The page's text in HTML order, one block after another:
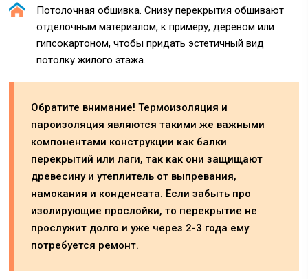
Потолочная обшивка. Снизу перекрытия обшивают
отделочным материалом, к примеру, деревом или
гипсокартоном, чтобы придать эстетичный вид
потолку жилого этажа.
Обратите внимание! Термоизоляция и
пароизоляция являются такими же важными
компонентами конструкции как балки
перекрытий или лаги, так как они защищают
древесину и утеплитель от выпревания,
намокания и конденсата. Если забыть про
изолирующие прослойки, то перекрытие не
прослужит долго и уже через 2-3 года ему
потребуется ремонт.